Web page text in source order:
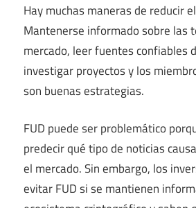
Hay muchas maneras de reducir
Mantenerse informado sobre las
mercado, leer fuentes confiables
investigar proyectos y los
son buenas estrategias.
FUD puede ser problemático
predecir qué tipo de noticias
el mercado. Sin embargo, los
evitar FUD si se mantienen